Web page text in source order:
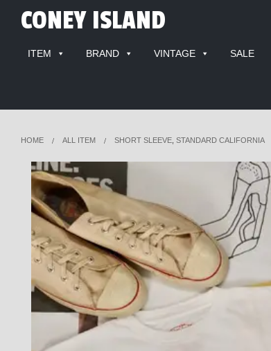
CONEY ISLAND
ITEM BRAND VINTAGE SALE
HOME ALL ITEM SHORT SLEEVE STANDARD CALIFORNIA